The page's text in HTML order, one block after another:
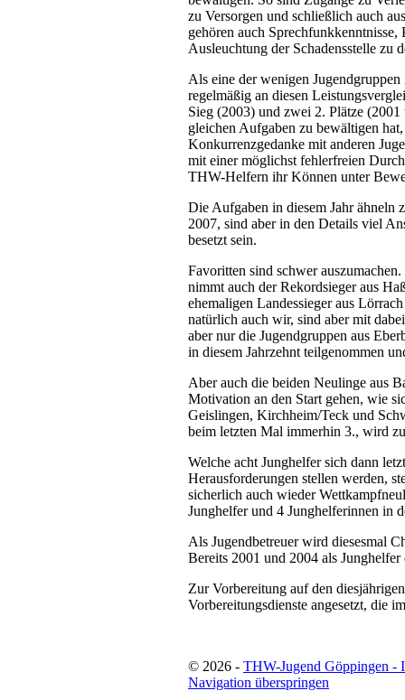
zu Versorgen und schließlich auch
gehören auch
Ausleuchtung der Schadensstelle zu
Als eine der wenigen
regelmäßig an diesen
Sieg (2003) und zwei 2. Plätze
gleichen Aufgaben zu bewältigen
Konkurrenzgedanke mit anderen
mit einer möglichst fehlerfreien
THW-Helfern ihr Können unter
Die Aufgaben in diesem Jahr ähneln
2007, sind aber in den Details viel
besetzt sein.
Favoritten sind schwer
nimmt auch der Rekordsieger aus
ehemaligen Landessieger aus
natürlich auch wir, sind aber mit
aber nur die Jugendgruppen aus
in diesem Jahrzehnt teilgenommen
Aber auch die beiden Neulinge aus
Motivation an den Start gehen, wie
Geislingen, Kirchheim/Teck und
beim letzten Mal immerhin 3., wird
Welche acht Junghelfer sich dann
Herausforderungen stellen werden,
sicherlich auch wieder
Junghelfer und 4 Junghelferinnen in
Als Jugendbetreuer wird diesesmal
Bereits 2001 und 2004 als
Zur Vorbereitung auf den
Vorbereitungsdienste angesetzt, die
© 2026 - THW-Jugend Göppingen -
Navigation überspringen